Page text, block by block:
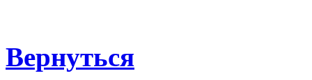
Вернуться